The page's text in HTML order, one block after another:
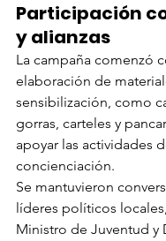
Participación
y alianzas
La campaña comenzó
elaboración de
sensibilización, como
gorras, carteles y
apoyar las actividades
concienciación.
Se mantuvieron
líderes políticos
Ministro de Juventud y